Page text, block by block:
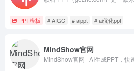
PPT模板 # AIGC # aippt # ai优化ppt
MindShow官网
MindShow官网 | AI生成PPT，快